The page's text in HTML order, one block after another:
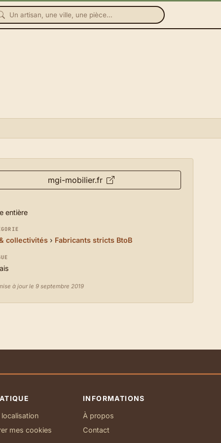
mgi-mobilier.fr
entière
collectivités› Fabricants stricts BtoB
à jour le 9 septembre 2019
localisation
mes cookies
INFORMATIONS
À propos
Contact